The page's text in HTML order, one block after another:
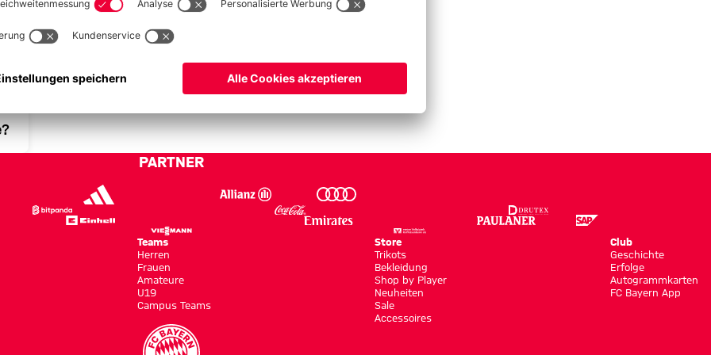
PARTNER
Teams
Herren
Frauen
Amateure
U19
Campus Teams
Store
Trikots
Bekleidung
Shop by Player
Neuheiten
Sale
Accessoires
Club
Geschichte
Erfolge
Autogrammkarten
FC Bayern App